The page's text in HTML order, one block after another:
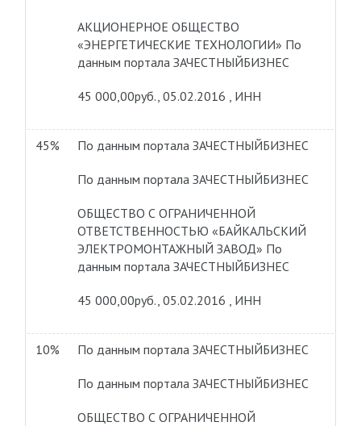
АКЦИОНЕРНОЕ ОБЩЕСТВО
«ЭНЕРГЕТИЧЕСКИЕ ТЕХНОЛОГИИ» По
данным портала ЗАЧЕСТНЫЙБИЗНЕС
45 000,00руб., 05.02.2016 , ИНН
45% По данным портала ЗАЧЕСТНЫЙБИЗНЕС
По данным портала ЗАЧЕСТНЫЙБИЗНЕС
ОБЩЕСТВО С ОГРАНИЧЕННОЙ
ОТВЕТСТВЕННОСТЬЮ «БАЙКАЛЬСКИЙ
ЭЛЕКТРОМОНТАЖНЫЙ ЗАВОД» По
данным портала ЗАЧЕСТНЫЙБИЗНЕС
45 000,00руб., 05.02.2016 , ИНН
10% По данным портала ЗАЧЕСТНЫЙБИЗНЕС
По данным портала ЗАЧЕСТНЫЙБИЗНЕС
ОБЩЕСТВО С ОГРАНИЧЕННОЙ